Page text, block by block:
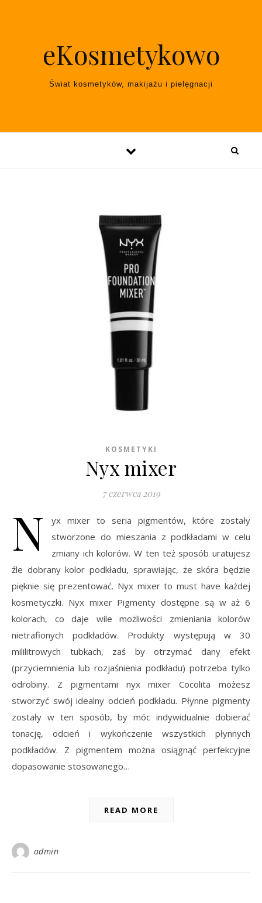
eKosmetykowo
Świat kosmetyków, makijażu i pielęgnacji
KOSMETYKI
Nyx mixer
7 czerwca 2019
N
yx mixer to seria pigmentów, które zostały
stworzone do mieszania z podkładami w celu
zmiany ich kolorów. W ten też sposób uratujesz
źle dobrany kolor podkładu, sprawiając, że skóra będzie
pięknie się prezentować. Nyx mixer to must have każdej
kosmetyczki. Nyx mixer Pigmenty dostępne są w aż 6
kolorach, co daje wile możliwości zmieniania kolorów
nietrafionych podkładów. Produkty występują w 30
mililitrowych tubkach, zaś by otrzymać dany efekt
(przyciemnienia lub rozjaśnienia podkładu) potrzeba tylko
odrobiny. Z pigmentami nyx mixer Cocolita możesz
stworzyć swój idealny odcień podkładu. Płynne pigmenty
zostały w ten sposób, by móc indywidualnie dobierać
tonację, odcień i wykończenie wszystkich płynnych
podkładów. Z pigmentem można osiągnąć perfekcyjne
dopasowanie stosowanego…
READ MORE
admin